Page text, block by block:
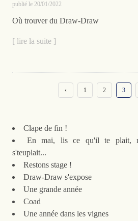
publié le 20/01/2022
Où trouver du Draw-Draw
[ lire la suite ]
‹ 1 2 3
Clape de fin !
En mai, lis ce qu'il te plait,
s'teuplait...
Restons stage !
Draw-Draw s'expose
Une grande année
Coad
Une année dans les vignes